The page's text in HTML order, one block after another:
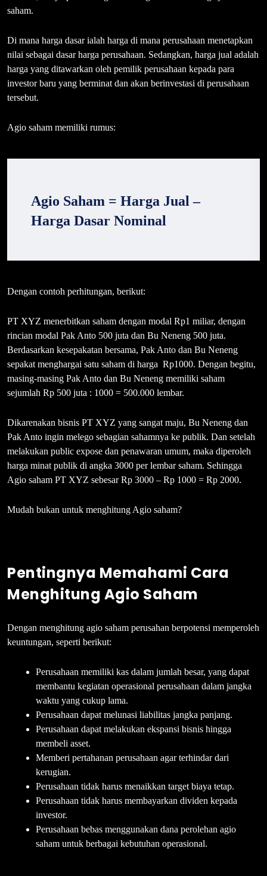
saham.
Di mana harga dasar ialah harga di mana perusahaan menetapkan
nilai sebagai dasar harga perusahaan. Sedangkan, harga jual adalah
harga yang ditawarkan oleh pemilik perusahaan kepada para
investor baru yang berminat dan akan berinvestasi di perusahaan
tersebut.
Agio saham memiliki rumus:
Agio Saham = Harga Jual –
Harga Dasar Nominal
Dengan contoh perhitungan, berikut:
PT XYZ menerbitkan saham dengan modal Rp1 miliar, dengan
rincian modal Pak Anto 500 juta dan Bu Neneng 500 juta.
Berdasarkan kesepakatan bersama, Pak Anto dan Bu Neneng
sepakat menghargai satu saham di harga Rp1000. Dengan begitu,
masing-masing Pak Anto dan Bu Neneng memiliki saham
sejumlah Rp 500 juta : 1000 = 500.000 lembar.
Dikarenakan bisnis PT XYZ yang sangat maju, Bu Neneng dan
Pak Anto ingin melego sebagian sahamnya ke publik. Dan setelah
melakukan public expose dan penawaran umum, maka diperoleh
harga minat publik di angka 3000 per lembar saham. Sehingga
Agio saham PT XYZ sebesar Rp 3000 – Rp 1000 = Rp 2000.
Mudah bukan untuk menghitung Agio saham?
Pentingnya Memahami Cara
Menghitung Agio Saham
Dengan menghitung agio saham perusahan berpotensi memperoleh
keuntungan, seperti berikut:
Perusahaan memiliki kas dalam jumlah besar, yang dapat
membantu kegiatan operasional perusahaan dalam jangka
waktu yang cukup lama.
Perusahaan dapat melunasi liabilitas jangka panjang.
Perusahaan dapat melakukan ekspansi bisnis hingga
membeli asset.
Memberi pertahanan perusahaan agar terhindar dari
kerugian.
Perusahaan tidak harus menaikkan target biaya tetap.
Perusahaan tidak harus membayarkan dividen kepada
investor.
Perusahaan bebas menggunakan dana perolehan agio
saham untuk berbagai kebutuhan operasional.